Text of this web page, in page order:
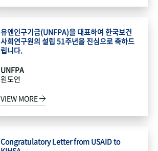
유엔인구기금(UNFPA)을 대표하여 한국보건
사회연구원의 설립 51주년을 진심으로 축하드
립니다.
UNFPA
원도연
VIEW MORE
Congratulatory Letter from USAID to